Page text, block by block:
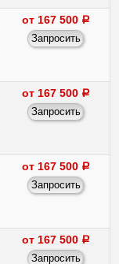
от 167 500 a
от 167 500 a
от 167 500 a
от 167 500 a